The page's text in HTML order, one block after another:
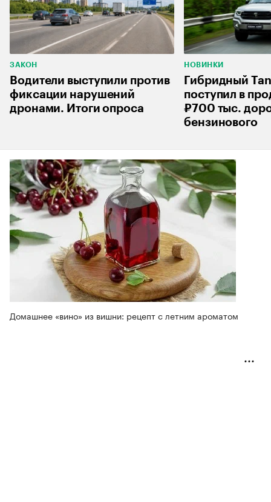
ЗАКОН
Водители выступили против
фиксации нарушений
дронами. Итоги опроса
НОВИНКИ
Гибридный
поступил в
₽700 тыс.
бензинового
Домашнее «вино» из вишни: рецепт с летним ароматом